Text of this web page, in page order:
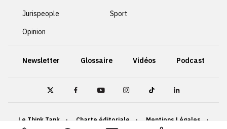
Jurispeople
Opinion
Sport
Newsletter Glossaire Vidéos Podcast
Le Think Tank Charte éditoriale Mentions Légales